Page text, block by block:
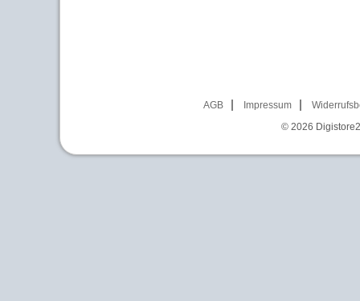
AGB Impressum
© 2026